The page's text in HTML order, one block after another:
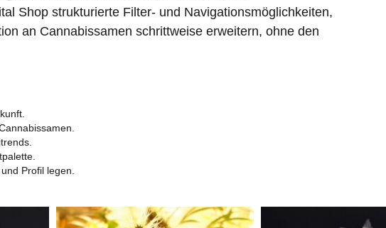
Shop strukturierte Filter- und Navigationsmöglichkeiten,
an Cannabissamen schrittweise erweitern, ohne den
Profil legen.